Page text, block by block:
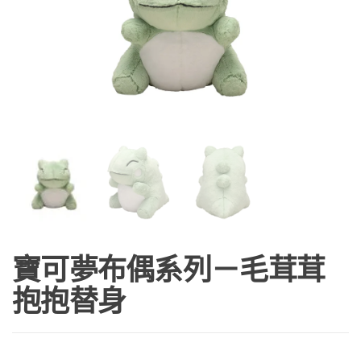
寶可夢布偶系列－毛茸茸
抱抱替身